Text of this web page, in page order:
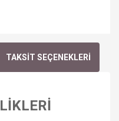
TAKSİT SEÇENEKLERİ